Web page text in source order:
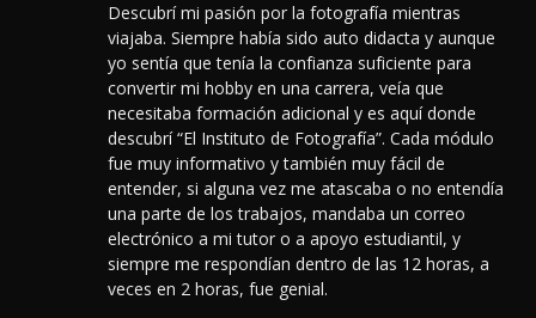
Descubrí mi pasión por la fotografía mientras
viajaba. Siempre había sido auto didacta y aunque
yo sentía que tenía la confianza suficiente para
convertir mi hobby en una carrera, veía que
necesitaba formación adicional y es aquí donde
descubrí “El Instituto de Fotografía”. Cada módulo
fue muy informativo y también muy fácil de
entender, si alguna vez me atascaba o no entendía
una parte de los trabajos, mandaba un correo
electrónico a mi tutor o a apoyo estudiantil, y
siempre me respondían dentro de las 12 horas, a
veces en 2 horas, fue genial.